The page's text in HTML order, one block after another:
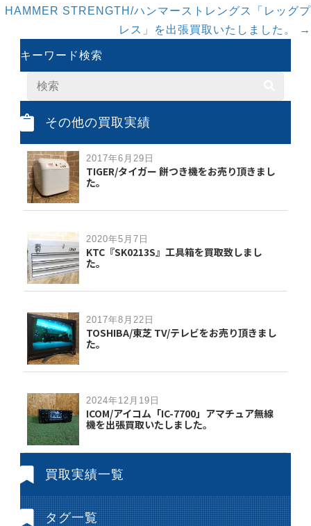
HAMMER STRENGTH/ハンマーストレングス「レッグプ
レス」を出張買取いたしました。 →
キーワード検索
その他の買取実績
2017年6月29日
TIGER/タイガー 餅つき機をお売り頂きまし
た。
2020年5月7日
KTC『SK0213S』工具箱を買取致しまし
た。
2017年8月22日
TOSHIBA/東芝 TV/テレビをお売り頂きまし
た。
2024年12月19日
ICOM/アイコム「IC-7700」アマチュア無線
機を出張買取いたしました。
買取実績一覧
タグ一覧